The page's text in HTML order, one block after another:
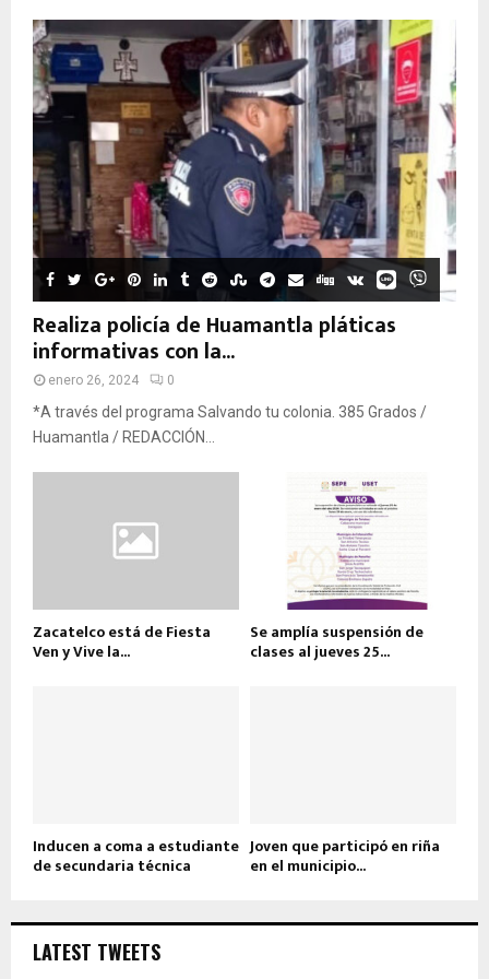
Realiza policía de Huamantla pláticas
informativas con la...
enero 26, 2024 0
*A través del programa Salvando tu colonia. 385 Grados /
Huamantla / REDACCIÓN...
Zacatelco está de Fiesta
Ven y Vive la...
Se amplía suspensión de
clases al jueves 25...
Inducen a coma a estudiante
de secundaria técnica
Joven que participó en riña
en el municipio...
LATEST TWEETS